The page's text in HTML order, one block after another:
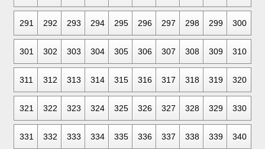
291 292 293 294 295 296 297 298 299 300
301 302 303 304 305 306 307 308 309 310
311 312 313 314 315 316 317 318 319 320
321 322 323 324 325 326 327 328 329 330
331 332 333 334 335 336 337 338 339 340